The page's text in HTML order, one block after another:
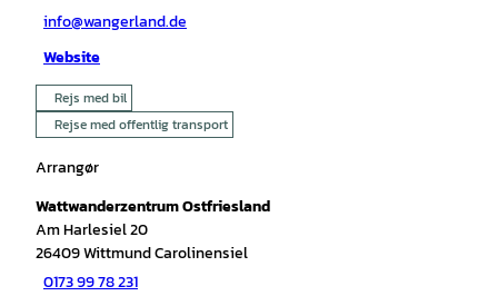
info@wangerland.de
Website
Rejs med bil
Rejse med offentlig transport
Arrangør
Wattwanderzentrum Ostfriesland
Am Harlesiel 20
26409Wittmund Carolinensiel
0173 99 78 231